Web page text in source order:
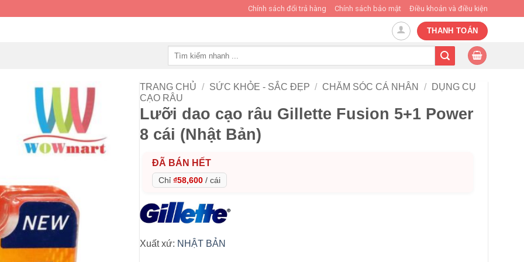
Chính sách đổi trả hàng Chính sách bảo mật Điều khoản và điều kiện
THANH TOÁN
TRANG CHỦ / SỨC KHỎE - SẮC ĐẸP / CHĂM SÓC CÁ NHÂN /
DỤNG CỤ
CẠO RÂU
Lưỡi dao cạo râu Gillette Fusion 5+1 Power
8 cái (Nhật Bản)
ĐÃ BÁN HẾT
Chỉ ₫58,600 / cái
Xuất xứ: NHẬT BẢN